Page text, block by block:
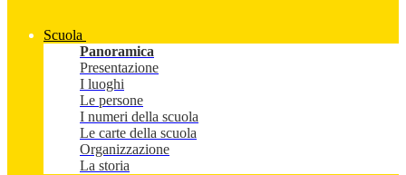
Scuola
Panoramica
Presentazione
I luoghi
Le persone
I numeri della scuola
Le carte della scuola
Organizzazione
La storia